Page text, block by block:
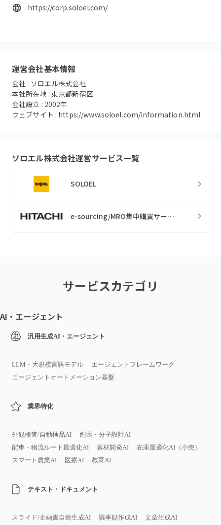
https://corp.soloel.com/
運営会社基本情報
会社 : ソロエル株式会社
本社所在地 :東京都新宿区
会社設立 : 2002年
ウェブサイト : https://www.soloel.com/information.html
ソロエル株式会社運営サービス一覧
SOLOEL
e-sourcing/MRO集中購買サービス
サービスカテゴリ
AI・エージェント
汎用生成AI・エージェント
LLM・大規模言語モデル
エージェントフレームワーク
エージェントオートメーション基盤
業界特化
外観検査/自動検品AI
創薬・分子設計AI
配車・物流ルート最適化AI
素材開発AI
在庫最適化AI（小売）
スマート農業AI
医療AI 教育AI
テキスト・ドキュメント
スライド/企画書自動生成AI 議事録作成AI 文章生成AI